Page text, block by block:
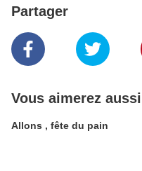
Partager
Vous aimerez aussi
Allons , fête du pain